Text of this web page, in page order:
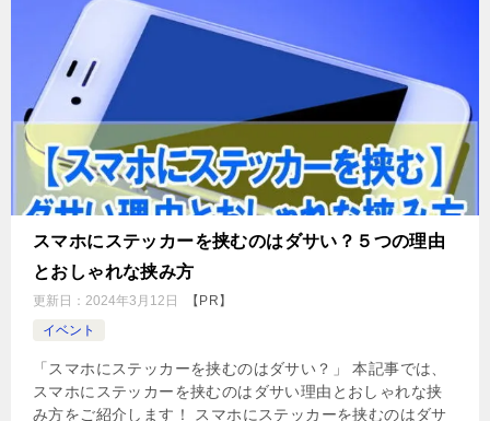
スマホにステッカーを挟むのはダサい？５つの理由
とおしゃれな挟み方
更新日： 2024年3月12日
イベント
【PR】
「スマホにステッカーを挟むのはダサい？」 本記事では、
スマホにステッカーを挟むのはダサい理由とおしゃれな挟
み方をご紹介します！ スマホにステッカーを挟むのはダサ